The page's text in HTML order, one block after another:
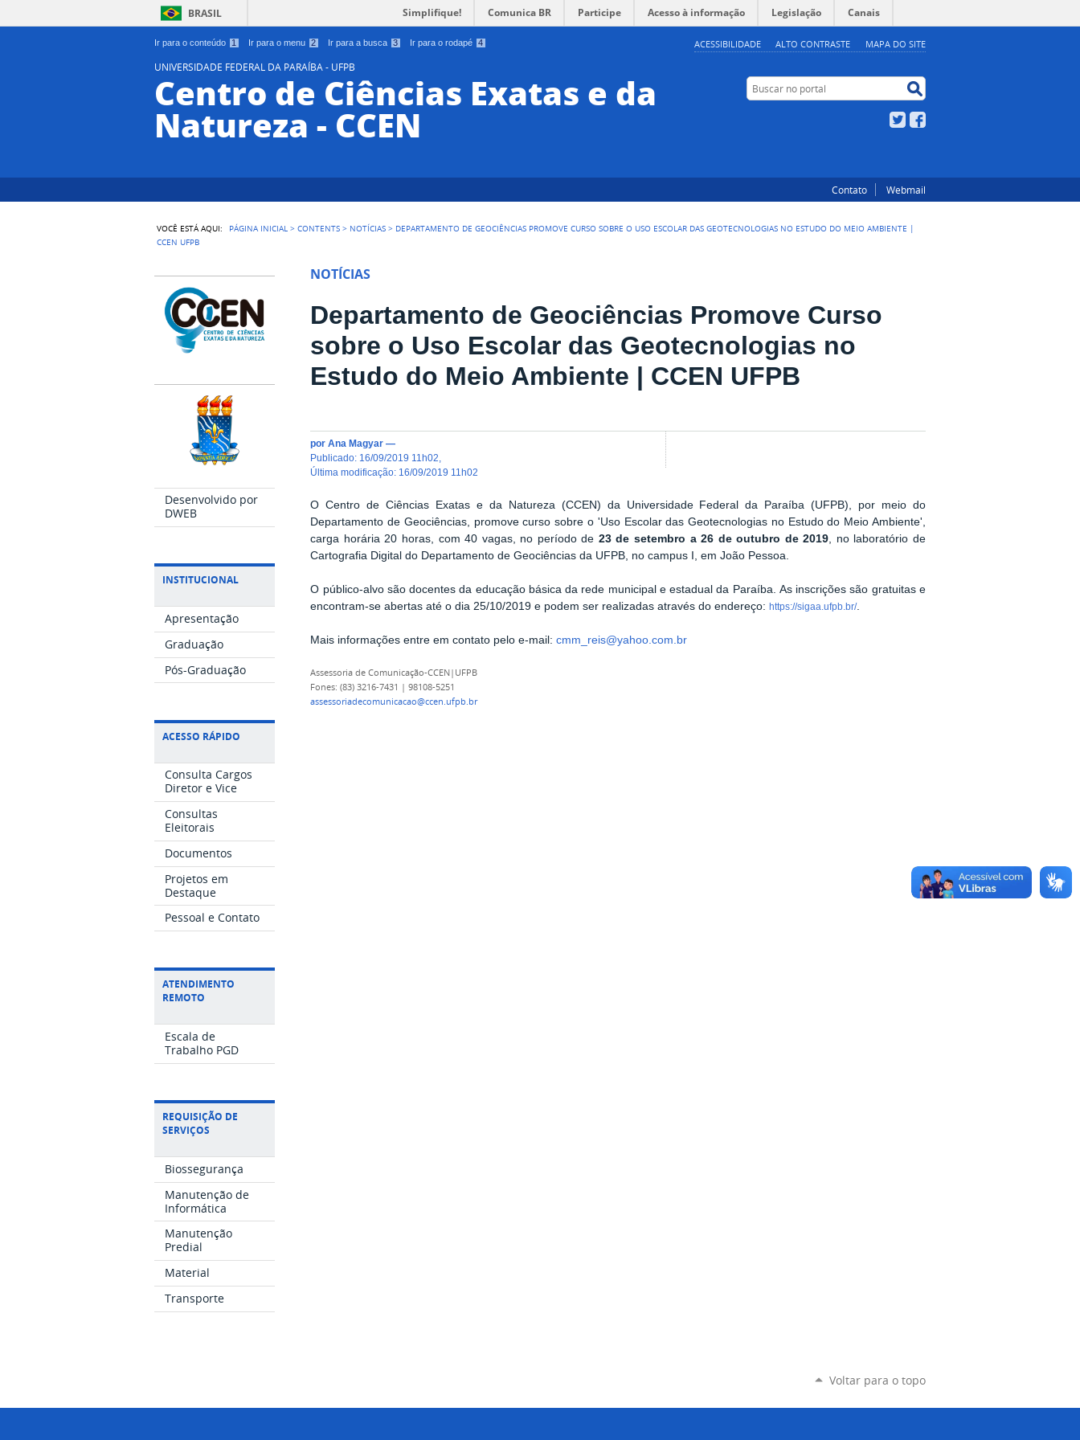
Ir para o conteúdo 1 Ir para o menu 2 Ir para a busca 3 Ir para o rodapé 4 ACESSIBILIDADE ALTO CONTRASTE MAPA DO SITE
BRASIL Simplifique! Comunica BR Participe Acesso à informação Legislação Canais
UNIVERSIDADE FEDERAL DA PARAÍBA - UFPB
Centro de Ciências Exatas e da
Natureza - CCEN
Buscar no portal
Twitter
Contato Webmail
VOCÊ ESTÁ AQUI: PÁGINA INICIAL >CONTENTS > NOTÍCIAS > DEPARTAMENTO DE GEOCIÊNCIAS PROMOVE CURSO SOBRE O USO ESCOLAR DAS GEOTECNOLOGIAS NO ESTUDO DO MEIO AMBIENTE |
CCEN UFPB
Desenvolvido por
DWEB
INSTITUCIONAL
Apresentação
Graduação
Pós-Graduação
ACESSO RÁPIDO
Consulta Cargos
Diretor e Vice
Consultas
Eleitorais
Documentos
Projetos em
Destaque
Pessoal e Contato
ATENDIMENTO
REMOTO
Escala de
Trabalho PGD
REQUISIÇÃO DE
SERVIÇOS
Biossegurança
Manutenção de
Informática
Manutenção
Predial
Material
Transporte
NOTÍCIAS
Departamento de Geociências Promove Curso
sobre o Uso Escolar das Geotecnologias no
Estudo do Meio Ambiente | CCEN UFPB
porAna Magyar —
publicado: 16/09/2019 11h02
última modificação: 16/09/2019 11h02
O Centro de Ciências Exatas e da Natureza (CCEN) da Universidade Federal da Paraíba (UFPB), por meio do
Departamento de Geociências, promove curso sobre o 'Uso Escolar das Geotecnologias no Estudo do Meio Ambiente',
carga horária 20 horas, com 40 vagas, no período de 23 de setembro a 26 de outubro de 2019 , no laboratório de
Cartografia Digital do Departamento de Geociências da UFPB, no campus I, em João Pessoa
O público-alvo são docentes da educação básica da rede municipal e estadual da Paraíba As inscrições são gratuitas e
encontram-se abertas até o dia 25/10/2019 e podem ser realizadas através do endereço:https://sigaa.ufpb.br/.
Mais informações entre em contato pelo e-mail :cmm_reis@yahoo.com.br
Assessoria de Comunicação-CCEN|UFPB
Fones: (83) 3216-7431 | 98108-5251
assessoriadecomunicacao@ccen.ufpb.br
Voltar para o topo